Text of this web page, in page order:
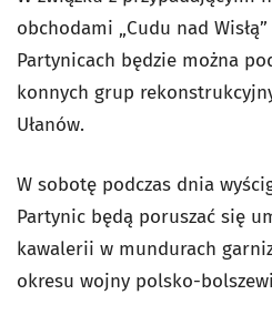
obchodami „Cudu nad
Partynicach będzie można
konnych grup
Ułanów.
W sobotę podczas dnia
Partynic będą poruszać się
kawalerii w mundurach
okresu wojny polsko-